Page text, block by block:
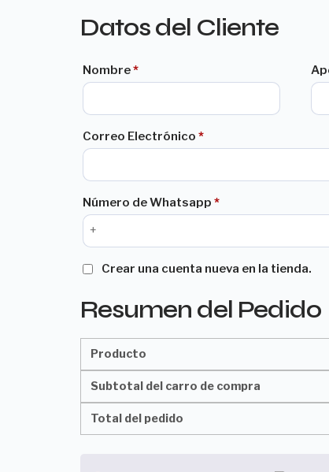
Datos del Cliente
Nombre*
Correo Electrónico *
Número de Whatsapp *
Crear una cuenta nueva en la tienda.
Resumen del Pedido
Producto
Subtotal del carro de compra
Total del pedido